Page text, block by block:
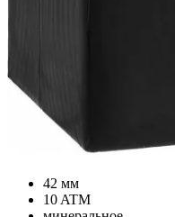
42 мм
10 ATM